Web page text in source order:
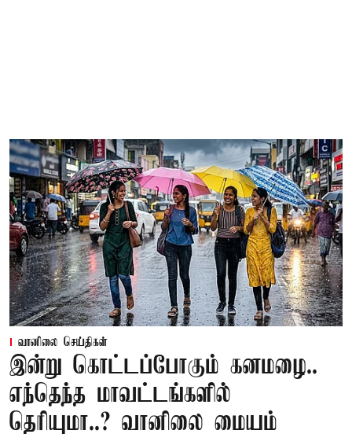
வானிலை செய்திகள்
இன்று கொட்டப்போகும் கனமழை..
எந்தெந்த மாவட்டங்களில்
தெரியுமா..? வானிலை மையம்